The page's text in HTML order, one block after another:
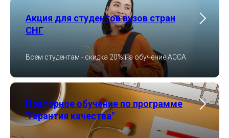
Акция для студентов вузов стран
СНГ
Всем студентам - скидка 20% на обучение ACCA
Повторное обучение по программе
"Гарантия качества"